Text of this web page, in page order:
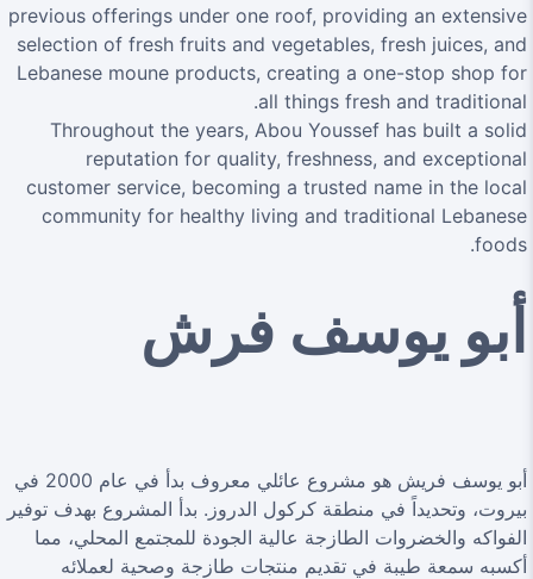
previous offerings under one roof, providing an extensive
selection of fresh fruits and vegetables, fresh juices, and
Lebanese moune products, creating a one-stop shop for
all things fresh and traditional.
Throughout the years, Abou Youssef has built a solid
reputation for quality, freshness, and exceptional
customer service, becoming a trusted name in the local
community for healthy living and traditional Lebanese
foods.
أبو يوسف فرش
أبو يوسف فريش هو مشروع عائلي معروف بدأ في عام 2000 في
بيروت، وتحديداً في منطقة كركول الدروز. بدأ المشروع بهدف توفير
الفواكه والخضروات الطازجة عالية الجودة للمجتمع المحلي، مما
أكسبه سمعة طيبة في تقديم منتجات طازجة وصحية لعملائه